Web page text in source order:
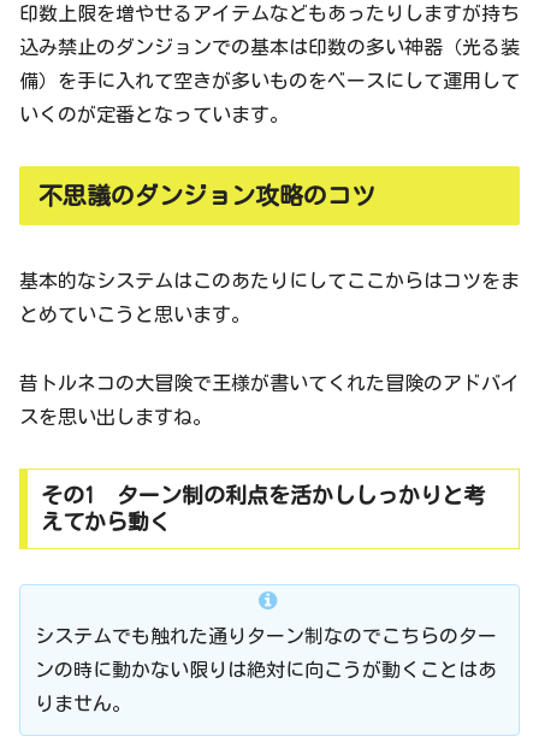
印数上限を増やせるアイテムなどもあったりしますが持ち
込み禁止のダンジョンでの基本は印数の多い神器（光る装
備）を手に入れて空きが多いものをベースにして運用して
いくのが定番となっています。
不思議のダンジョン攻略のコツ
基本的なシステムはこのあたりにしてここからはコツをま
とめていこうと思います。
昔トルネコの大冒険で王様が書いてくれた冒険のアドバイ
スを思い出しますね。
その1 ターン制の利点を活かししっかりと考
えてから動く
システムでも触れた通りターン制なのでこちらのター
ンの時に動かない限りは絶対に向こうが動くことはあ
りません。